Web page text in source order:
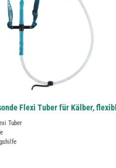
Flexi Tuber für Kälber,
Tuber